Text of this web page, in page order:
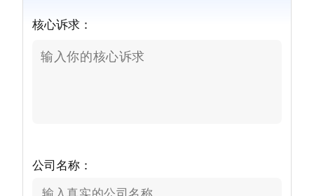
核心诉求：
公司名称：